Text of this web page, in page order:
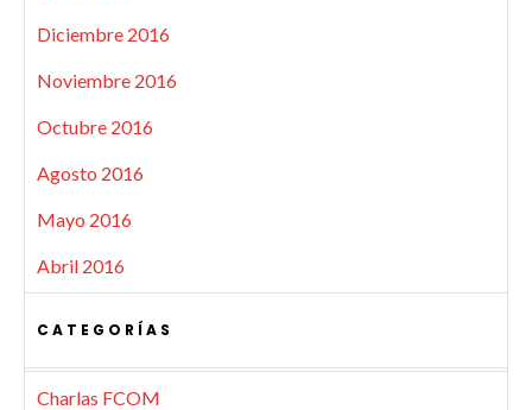
Diciembre 2016
Noviembre 2016
Octubre 2016
Agosto 2016
Mayo 2016
Abril 2016
CATEGORÍAS
Charlas FCOM